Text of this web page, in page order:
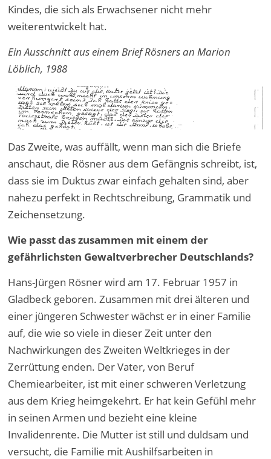
Kindes, die sich als Erwachsener nicht mehr
weiterentwickelt hat.
Ein Ausschnitt aus einem Brief Rösners an Marion
Löblich, 1988
Das Zweite, was auffällt, wenn man sich die Briefe
anschaut, die Rösner aus dem Gefängnis schreibt, ist,
dass sie im Duktus zwar einfach gehalten sind, aber
nahezu perfekt in Rechtschreibung, Grammatik und
Zeichensetzung.
Wie passt das zusammen mit einem der
gefährlichsten Gewaltverbrecher Deutschlands?
Hans-Jürgen Rösner wird am 17. Februar 1957 in
Gladbeck geboren. Zusammen mit drei älteren und
einer jüngeren Schwester wächst er in einer Familie
auf, die wie so viele in dieser Zeit unter den
Nachwirkungen des Zweiten Weltkrieges in der
Zerrüttung enden. Der Vater, von Beruf
Chemiearbeiter, ist mit einer schweren Verletzung
aus dem Krieg heimgekehrt. Er hat kein Gefühl mehr
in seinen Armen und bezieht eine kleine
Invalidenrente. Die Mutter ist still und duldsam und
versucht, die Familie mit Aushilfsarbeiten in